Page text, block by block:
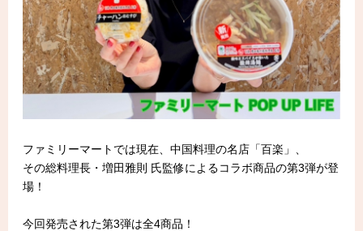
ファミリーマートでは現在、中国料理の名店「百楽」、
その総料理長・増田雅則 氏監修によるコラボ商品の第3弾が登
場！
今回発売された第3弾は全4商品！